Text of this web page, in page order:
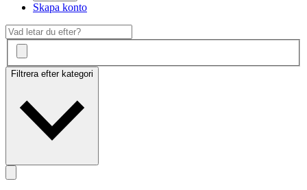
Skapa konto
Filtrera efter kategori